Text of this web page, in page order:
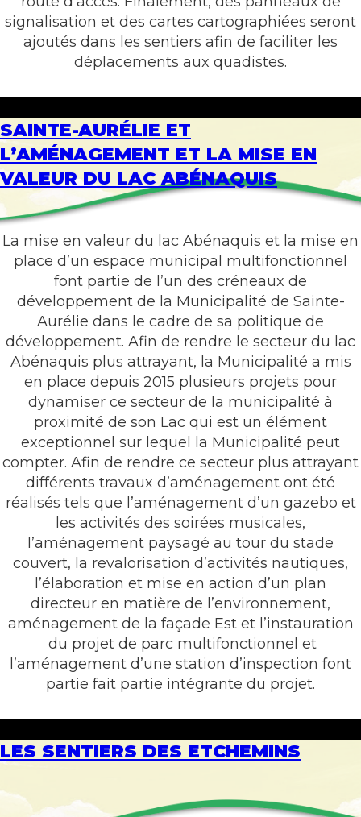
signalisation et des cartes cartographiées seront
ajoutés dans les sentiers afin de faciliter les
déplacements aux quadistes.
SAINTE-AURÉLIE ET
L’AMÉNAGEMENT ET LA MISE EN
VALEUR DU LAC ABÉNAQUIS
La mise en valeur du lac Abénaquis et la mise en
place d’un espace municipal multifonctionnel
font partie de l’un des créneaux de
développement de la Municipalité de Sainte-
Aurélie dans le cadre de sa politique de
développement. Afin de rendre le secteur du lac
Abénaquis plus attrayant, la Municipalité a mis
en place depuis 2015 plusieurs projets pour
dynamiser ce secteur de la municipalité à
proximité de son Lac qui est un élément
exceptionnel sur lequel la Municipalité peut
compter. Afin de rendre ce secteur plus attrayant
différents travaux d’aménagement ont été
réalisés tels que l’aménagement d’un gazebo et
les activités des soirées musicales,
l’aménagement paysagé au tour du stade
couvert, la revalorisation d’activités nautiques,
l’élaboration et mise en action d’un plan
directeur en matière de l’environnement,
aménagement de la façade Est et l’instauration
du projet de parc multifonctionnel et
l’aménagement d’une station d’inspection font
partie fait partie intégrante du projet.
LES SENTIERS DES ETCHEMINS